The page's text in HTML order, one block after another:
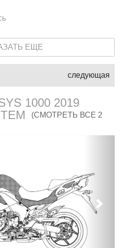
ЕЩЕ
следующая
1000 2019
(СМОТРЕТЬ ВСЕ 2